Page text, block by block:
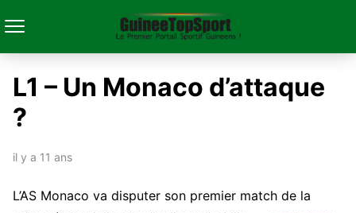
L1 – Un Monaco d’attaque
?
il y a 11 ans
L’AS Monaco va disputer son premier match de la